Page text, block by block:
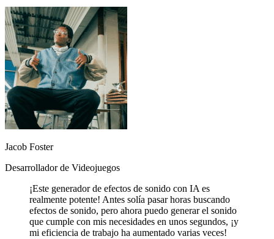
Jacob Foster
Desarrollador de Videojuegos
¡Este generador de efectos de sonido con IA es
realmente potente! Antes solía pasar horas buscando
efectos de sonido, pero ahora puedo generar el sonido
que cumple con mis necesidades en unos segundos, ¡y
mi eficiencia de trabajo ha aumentado varias veces!